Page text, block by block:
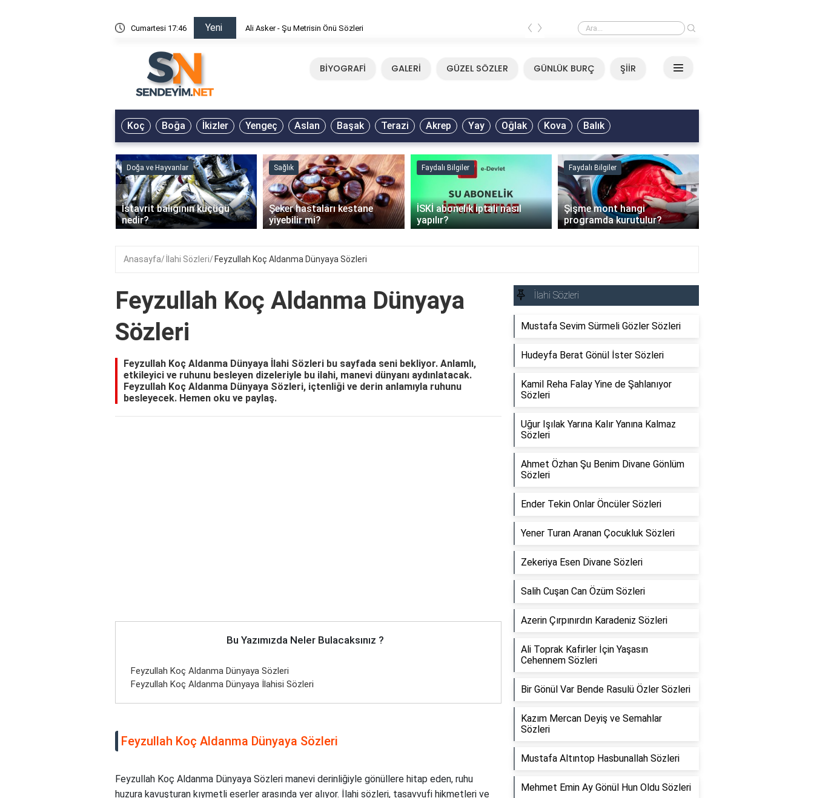
Cumartesi 17:46 Yeni Ali Asker - Şu Metrisin Önü Sözleri Mirkelam - Tavla Sözleri
‹ ›
BİYOGRAFİ GALERİ GÜZEL SÖZLER GÜNLÜK BURÇ ŞİİR
Koç Boğa İkizler Yengeç Aslan Başak Terazi Akrep Yay Oğlak Kova Balık
Doğa ve Hayvanlar
İstavrit balığının küçüğü
nedir?
Sağlık
Şeker hastaları kestane
yiyebilir mi?
Faydalı Bilgiler
İSKİ abonelik iptali nasıl
yapılır?
Faydalı Bilgiler
Şişme mont hangi
programda kurutulur?
‹ ›
Anasayfa İlahi Sözleri Feyzullah Koç Aldanma Dünyaya Sözleri
Feyzullah Koç Aldanma Dünyaya
Sözleri
Feyzullah Koç Aldanma Dünyaya İlahi Sözleri bu sayfada seni bekliyor. Anlamlı,
etkileyici ve ruhunu besleyen dizeleriyle bu ilahi, manevi dünyanı aydınlatacak.
Feyzullah Koç Aldanma Dünyaya Sözleri, içtenliği ve derin anlamıyla ruhunu
besleyecek. Hemen oku ve paylaş.
Bu Yazımızda Neler Bulacaksınız ?
Feyzullah Koç Aldanma Dünyaya Sözleri
Feyzullah Koç Aldanma Dünyaya İlahisi Sözleri
Feyzullah Koç Aldanma Dünyaya Sözleri
Feyzullah Koç Aldanma Dünyaya Sözleri manevi derinliğiyle gönüllere hitap eden, ruhu
huzura kavuşturan kıymetli eserler arasında yer alıyor. İlahi sözleri, tasavvufi hikmetleri ve
İlahi Sözleri
Mustafa Sevim Sürmeli Gözler Sözleri
Hudeyfa Berat Gönül İster Sözleri
Kamil Reha Falay Yine de Şahlanıyor
Sözleri
Uğur Işılak Yarına Kalır Yanına Kalmaz
Sözleri
Ahmet Özhan Şu Benim Divane Gönlüm
Sözleri
Ender Tekin Onlar Öncüler Sözleri
Yener Turan Aranan Çocukluk Sözleri
Zekeriya Esen Divane Sözleri
Salih Cuşan Can Özüm Sözleri
Azerin Çırpınırdın Karadeniz Sözleri
Ali Toprak Kafirler İçin Yaşasın
Cehennem Sözleri
Bir Gönül Var Bende Rasulü Özler Sözleri
Kazım Mercan Deyiş ve Semahlar
Sözleri
Mustafa Altıntop Hasbunallah Sözleri
Mehmet Emin Ay Gönül Hun Oldu Sözleri